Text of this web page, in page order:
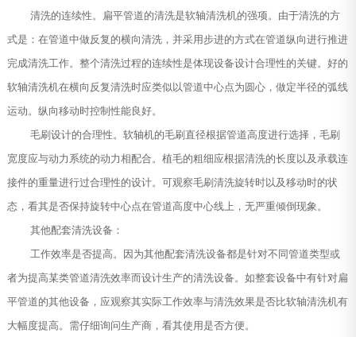
清洗的连续性。扁平管道的清洗是软轴清洗机的强项。由于清洗的方
式是：在管道中做反复的横向清洗，并采用步进的方式在管道纵向进行推进
完成清洗工作。整个清洗过程的连续性是体现设备设计合理性的关键。好的
软轴清洗机在横向反复清洗时应类似以管道中心点为圆心，做定半径的弧线
运动。纵向移动时控制性能良好。
毛刷设计的合理性。软轴机的毛刷直径根据管道高度进行选择，毛刷
宽度应与动力系统的动力相配合。植毛的粗细应根据清洗的长度以及承载连
接件的重量进行过合理性的设计。可观察毛刷清洗旋转时以及移动时的状
态，看其是否保持旋转中心点在管道高度中心线上，无严重倾倒现象。
其他配套清洗设备：
工作效率是否提高。因为其他配套清洗设备都是针对不同管道类型或
者为提高某类管道清洗效率而设计生产的清洗设备。如整套设备中有针对扁
平管道的其他设备，应观察其实际工作效率与清洗效果是否比软轴清洗机有
大幅度提高。需仔细询问生产商，看其使用是否方便。